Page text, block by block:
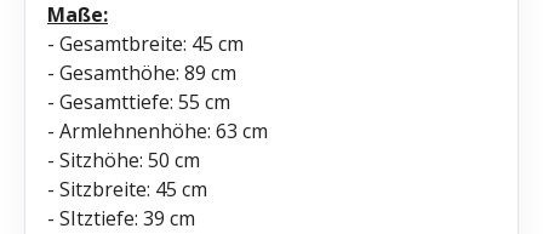
Maße:
- Gesamtbreite: 45 cm
- Gesamthöhe: 89 cm
- Gesamttiefe: 55 cm
- Armlehnenhöhe: 63 cm
- Sitzhöhe: 50 cm
- Sitzbreite: 45 cm
- SItztiefe: 39 cm